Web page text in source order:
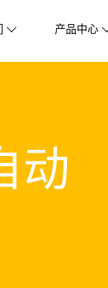
 产品中心
动